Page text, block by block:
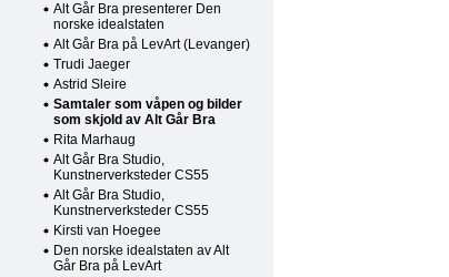
Alt Går Bra presenterer Den
norske idealstaten
Alt Går Bra på LevArt (Levanger)
Trudi Jaeger
Astrid Sleire
Samtaler som våpen og bilder
som skjold av Alt Går Bra
Rita Marhaug
Alt Går Bra Studio,
Kunstnerverksteder CS55
Alt Går Bra Studio,
Kunstnerverksteder CS55
Kirsti van Hoegee
Den norske idealstaten av Alt
Går Bra på LevArt